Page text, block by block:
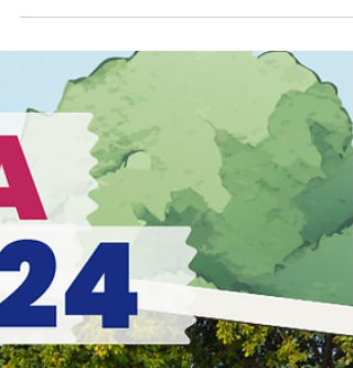
📢 Convite para o DrepaEncontro Online –
Hemoglobinopatias Para garantir que as
pessoas com...